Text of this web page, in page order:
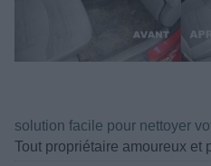
solution facile pour nettoyer
Tout propriétaire amoureux et